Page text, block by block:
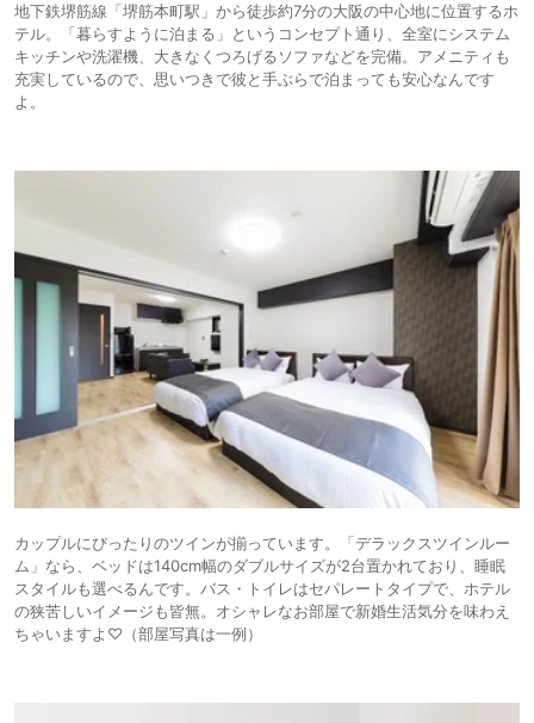
地下鉄堺筋線「堺筋本町駅」から徒歩約7分の大阪の中心地に位置するホ
テル。「暮らすように泊まる」というコンセプト通り、全室にシステム
キッチンや洗濯機、大きなくつろげるソファなどを完備。アメニティも
充実しているので、思いつきで彼と手ぶらで泊まっても安心なんです
よ。
カップルにぴったりのツインが揃っています。「デラックスツインルー
ム」なら、ベッドは140cm幅のダブルサイズが2台置かれており、睡眠
スタイルも選べるんです。バス・トイレはセパレートタイプで、ホテル
の狭苦しいイメージも皆無。オシャレなお部屋で新婚生活気分を味わえ
ちゃいますよ♡（部屋写真は一例）